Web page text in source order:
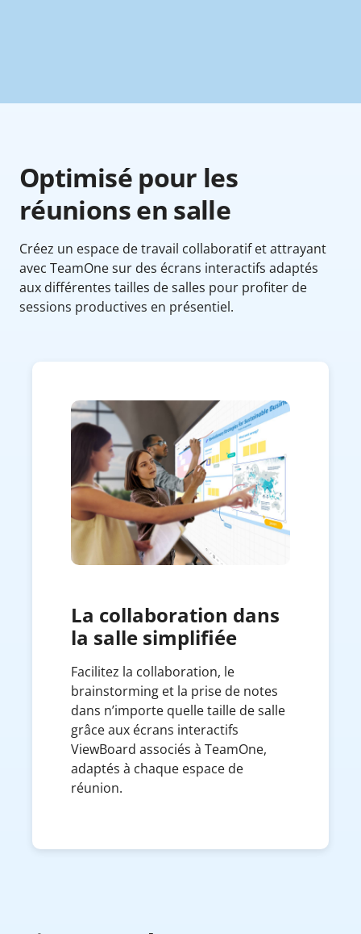
Optimisé pour les
réunions en salle
Créez un espace de travail collaboratif et attrayant
avec TeamOne sur des écrans interactifs adaptés
aux différentes tailles de salles pour profiter de
sessions productives en présentiel.
La collaboration dans
la salle simplifiée
Facilitez la collaboration, le
brainstorming et la prise de notes
dans n’importe quelle taille de salle
grâce aux écrans interactifs
ViewBoard associés à TeamOne,
adaptés à chaque espace de
réunion.